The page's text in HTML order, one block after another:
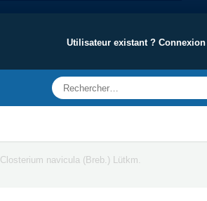
Utilisateur existant ? Connexion
Closterium navicula (Breb.) Lütkm.